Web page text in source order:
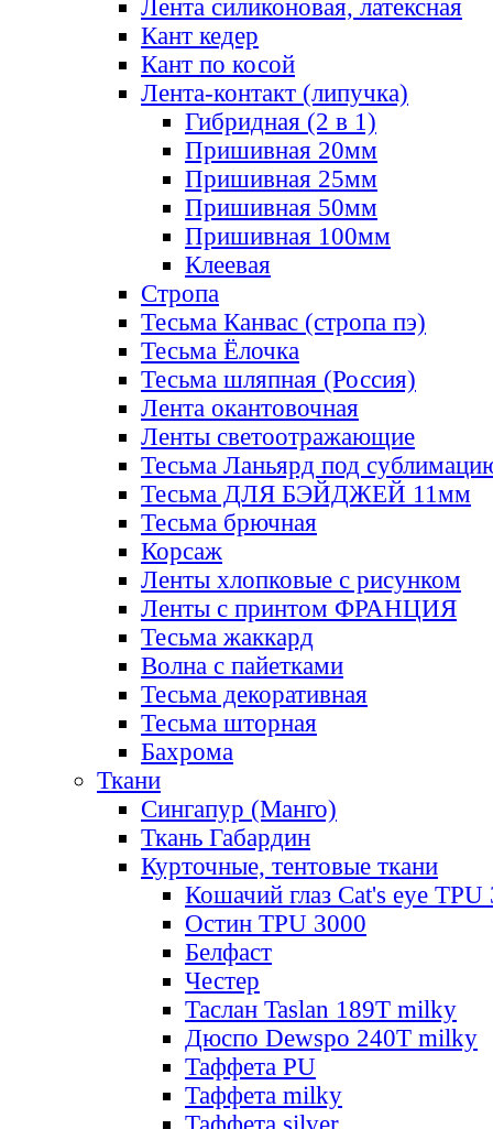
Лента силиконовая, латексная
Кант кедер
Кант по косой
Лента-контакт (липучка)
Гибридная (2 в 1)
Пришивная 20мм
Пришивная 25мм
Пришивная 50мм
Пришивная 100мм
Клеевая
Стропа
Тесьма Канвас (стропа пэ)
Тесьма Ёлочка
Тесьма шляпная (Россия)
Лента окантовочная
Ленты светоотражающие
Тесьма Ланьярд под
Тесьма ДЛЯ БЭЙДЖЕЙ 11мм
Тесьма брючная
Корсаж
Ленты хлопковые с рисунком
Ленты с принтом ФРАНЦИЯ
Тесьма жаккард
Волна с пайетками
Тесьма декоративная
Тесьма шторная
Бахрома
Ткани
Сингапур (Манго)
Ткань Габардин
Курточные, тентовые ткани
Кошачий глаз Cat's eye TPU
Остин TPU 3000
Белфаст
Честер
Таслан Taslan 189T milky
Дюспо Dewspo 240T milky
Таффета PU
Таффета milky